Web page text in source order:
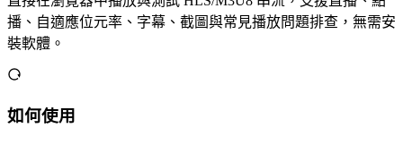
播、自適應位元率、字幕、截圖與常見播放問題排查，無需安
裝軟體。
如何使用